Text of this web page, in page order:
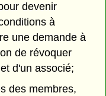
devenir
à
une demande à
de révoquer
d'un associé;
des membres,